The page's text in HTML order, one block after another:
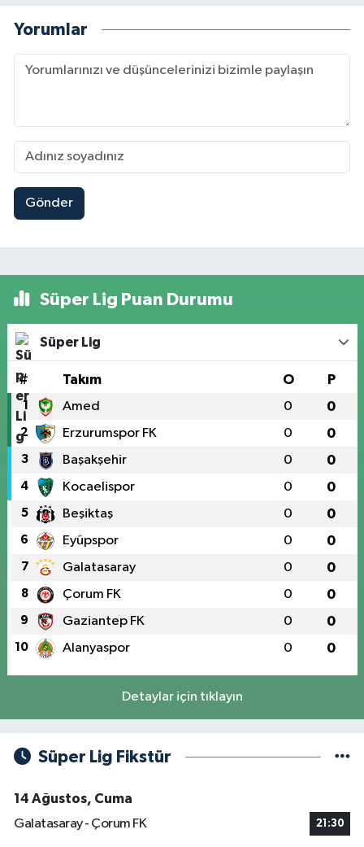
Yorumlar
Gönder
Süper Lig Puan Durumu
Süper Lig
# Takım O P
1 Amed 0 0
2 Erzurumspor FK 0 0
3 Başakşehir 0 0
4 Kocaelispor 0 0
5 Beşiktaş 0 0
6 Eyüpspor 0 0
7 Galatasaray 0 0
8 Çorum FK 0 0
9 Gaziantep FK 0 0
10 Alanyaspor 0 0
Detaylar için tıklayın
Süper Lig Fikstür
14 Ağustos, Cuma
Galatasaray - Çorum FK
21:30